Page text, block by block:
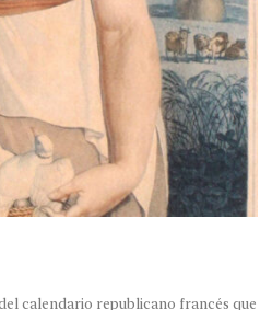
calendario republicano francés que